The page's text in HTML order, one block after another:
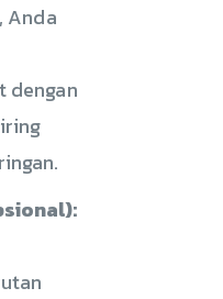
Anda
dengan